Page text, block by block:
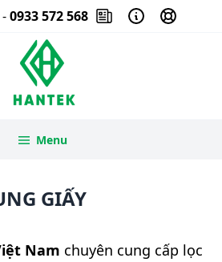
- 0933 572 568
Menu
GIẤY
Nam chuyên cung cấp lọc